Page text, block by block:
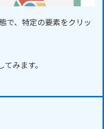
で、特定の要素をクリッ
みます。